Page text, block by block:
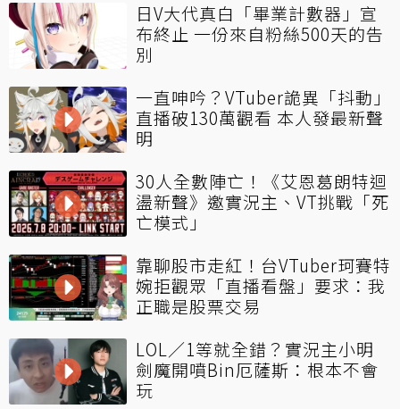
日V大代真白「畢業計數器」宣
布終止 一份來自粉絲500天的告
別
一直呻吟？VTuber詭異「抖動」
直播破130萬觀看 本人發最新聲
明
30人全數陣亡！《艾恩葛朗特迴
盪新聲》邀實況主、VT挑戰「死
亡模式」
靠聊股市走紅！台VTuber珂賽特
婉拒觀眾「直播看盤」要求：我
正職是股票交易
LOL／1等就全錯？實況主小明
劍魔開噴Bin厄薩斯：根本不會
玩